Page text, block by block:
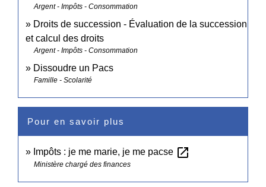
Argent - Impôts - Consommation
Droits de succession - Évaluation de la succession
et calcul des droits
Argent - Impôts - Consommation
Dissoudre un Pacs
Famille - Scolarité
Pour en savoir plus
Impôts : je me marie, je me pacse open_in_new
Ministère chargé des finances